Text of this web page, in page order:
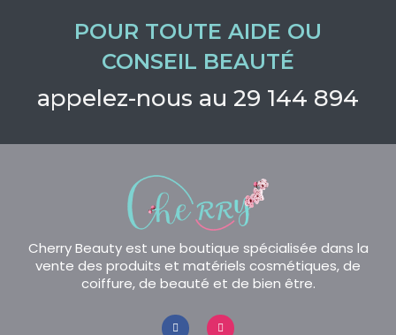
POUR TOUTE AIDE OU
CONSEIL BEAUTÉ
appelez-nous au 29 144 894
Cherry Beauty est une boutique spécialisée dans la
vente des produits et matériels cosmétiques, de
coiffure, de beauté et de bien être.